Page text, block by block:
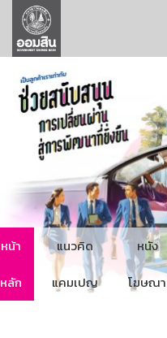
ลูกค้าธุรกิจ
ลูกค้าผู้ประกอบรายย่อย
โปรโมชัน
ออมเพื่อสุข
เกี่ยวกับธนาคาร
การพัฒนาที่ยั่งยืน
ข่าวสาร
บริการทางการเงิน
อื่นๆ
ติดต่อเรา
หน้า
หลัก
แนวคิด
แคมเปญ
หนัง
โฆษณา